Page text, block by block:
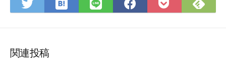
Twitter
で
ア
て
LINE
で
Facebook
で
Pocket
に
で
関連投稿